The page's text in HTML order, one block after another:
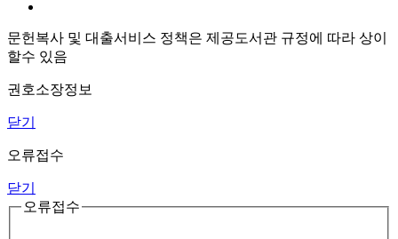
문헌복사 및 대출서비스 정책은 제공도서관 규정에 따라 상이
할수 있음
권호소장정보
닫기
오류접수
닫기
오류접수